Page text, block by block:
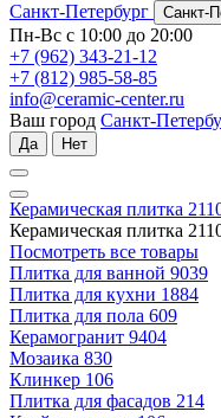
Санкт-Петербург
Санкт-
Пн-Вс с 10:00 до 20:00
+7 (962) 343-21-12
+7 (812) 985-58-85
info@ceramic-center.ru
Ваш город Санкт-
Да Нет
Керамическая плитка
Керамическая плитка
Посмотреть все товары
Плитка для ванной 9039
Плитка для кухни 1884
Плитка для пола 609
Керамогранит 9404
Мозаика 830
Клинкер 106
Плитка для фасадов 214